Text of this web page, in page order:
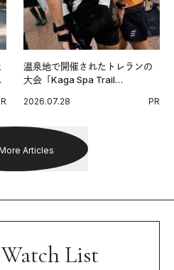
温泉地で開催されたトレランの
大会「Kaga Spa Trail
戦を夢見るランナーたちの奮闘
2026.07.28 PR
Articles
List